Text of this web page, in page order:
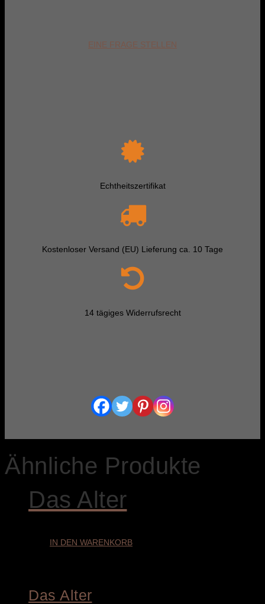
EINE FRAGE STELLEN
Echtheitszertifikat
Kostenloser Versand (EU) Lieferung ca. 10 Tage
14 tägiges Widerrufsrecht
Ähnliche Produkte
Das Alter
IN DEN WARENKORB
Das Alter